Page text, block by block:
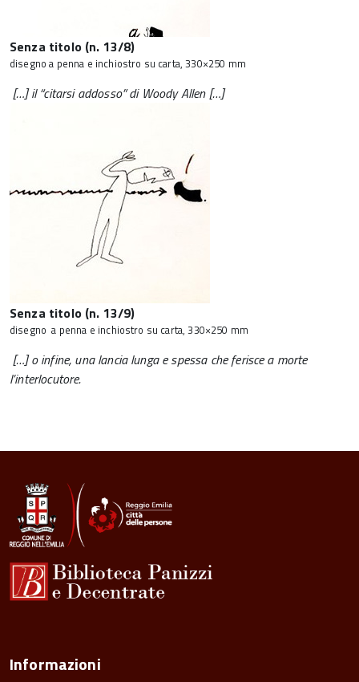
Senza titolo (n. 13/8)
disegno a penna e inchiostro su carta, 330×250 mm
[…] il “citarsi addosso” di Woody Allen […]
Senza titolo (n. 13/9)
disegno a penna e inchiostro su carta, 330×250 mm
[…] o infine, una lancia lunga e spessa che ferisce a morte
l’interlocutore.
Informazioni